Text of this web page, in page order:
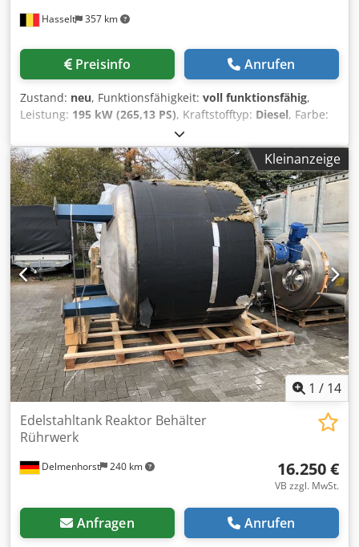
Hasselt 357 km
Preisinfo Anrufen
Zustand: neu, Funktionsfähigkeit: voll funktionsfähig,
Leistung: 195 kW (265,13 PS), Kraftstofftyp: Diesel, Farbe:
18.500 kg
Maschinen-/Fahrzeugnummer:SW4055CD00288,
Ausstattung:Kabine, Klimaanlage, Standard-Schaufel,
Tempomat, Der neue SANY SW405 Radlader hebt die
Produktivität auf ein neues Niveau. Mit seinem
leistungsstarken Deutz-Common-Rail-Dieselmotor und der
robusten, stabilen Rahmenkonstruktion ist er die ideale
Wahl, wenn Leistung und Zuverlässigkeit gefragt sind. Er
zeichnet sich durch hohe Losbrechkräfte und große
Kipplasten aus. Darüber hinaus ist dieses Kraftpaket mit
seinen vielen Ausstattungsoptionen eine multifunktionale
Maschine, die eine Vielzahl von Radladeraufgaben mit
Bravour meistert. Dsdpfxorblkke Adyeck
Kleinanzeige
1 / 14
Delmenhorst 240 km
Edelstahltank Reaktor Behälter
Rührwerk
16.250 €
VB zzgl. MwSt.
Anfragen Anrufen